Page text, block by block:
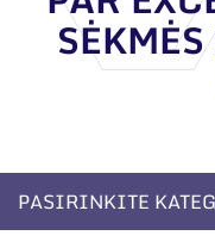
Apie
Viešieji
PASIRINKITE